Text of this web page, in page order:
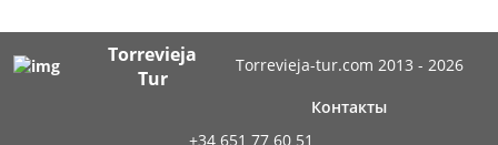
Torrevieja
Tur
Torrevieja-tur.com 2013 - 2026
Контакты
+34 651 77 60 51